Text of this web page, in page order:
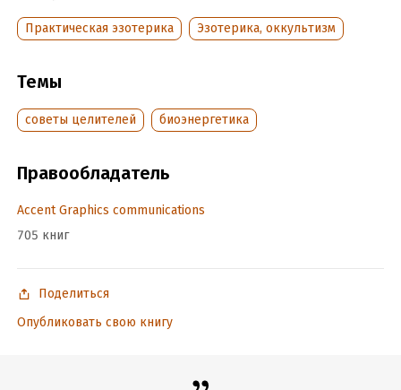
Подробная информация
Объем:
Время на чтение:4ч.
Практическая эзотерика Эзотерика, оккультизм
Темы
советы целителей биоэнергетика
Правообладатель
Accent Graphics communications
705 книг
Поделиться
Опубликовать свою книгу